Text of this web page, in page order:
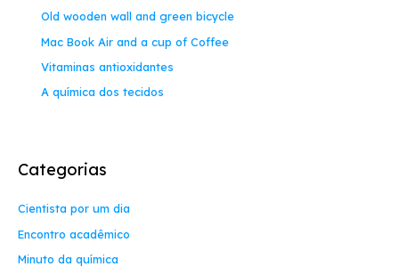
Old wooden wall and green bicycle
Mac Book Air and a cup of Coffee
Vitaminas antioxidantes
A química dos tecidos
Categorias
Cientista por um dia
Encontro acadêmico
Minuto da química